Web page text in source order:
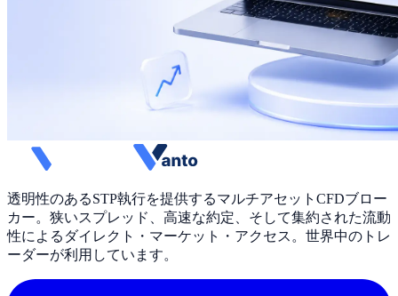
透明性のあるSTP執行を提供するマルチアセットCFDブロー
カー。狭いスプレッド、高速な約定、そして集約された流動
性によるダイレクト・マーケット・アクセス。世界中のトレ
ーダーが利用しています。